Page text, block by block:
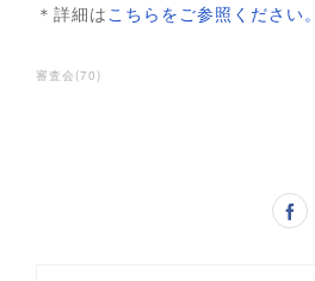
＊詳細はこちらをご参照ください。
審査会 (70)